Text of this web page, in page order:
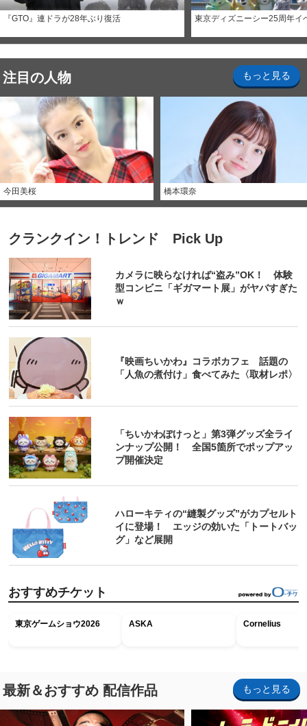
『GTO』連ドラが28年ぶり復活 東京ディズニーシー25周年イ
注目の人物 もっと見る
今田美桜 橋本環奈
クランクイン！トレンド Pick Up
カメラに映らなければ“盗み”OK！ 体験
型コンビニ「ギガマート展」がヤバすぎた
ｗ
『映画ちいかわ』コラボカフェ 話題の
「人魚の煮付け」食べてみた〈取材レポ〉
「ちいかわぽけっと」第3弾グッズ全ライ
ンナップ公開！ 全国5箇所でポップアッ
プ開催決定
ハローキティの“縫製グッズ”がカプセルト
イに登場！ エッジの効いた「トートバッ
グ」など展開
おすすめチケット
東京ゲームショウ2026 ASKA Cornelius
最新＆おすすめ 配信作品 もっと見る